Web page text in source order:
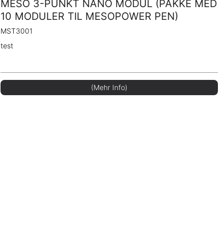
MESO 3-PUNKT NANO MODUL (PAKKE MED
10 MODULER TIL MESOPOWER PEN)
MST3001
test
(Mehr Info)